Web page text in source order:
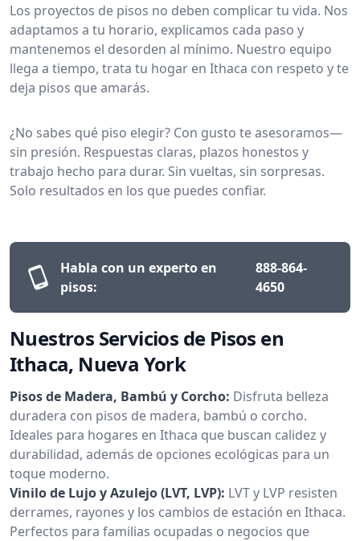
Los proyectos de pisos no deben complicar tu vida. Nos
adaptamos a tu horario, explicamos cada paso y
mantenemos el desorden al mínimo. Nuestro equipo
llega a tiempo, trata tu hogar en Ithaca con respeto y te
deja pisos que amarás.
¿No sabes qué piso elegir? Con gusto te asesoramos—
sin presión. Respuestas claras, plazos honestos y
trabajo hecho para durar. Sin vueltas, sin sorpresas.
Solo resultados en los que puedes confiar.
Habla con un experto en
pisos:
888-864-
4650
Nuestros Servicios de Pisos en
Ithaca, Nueva York
Pisos de Madera, Bambú y Corcho: Disfruta belleza
duradera con pisos de madera, bambú o corcho.
Ideales para hogares en Ithaca que buscan calidez y
durabilidad, además de opciones ecológicas para un
toque moderno.
Vinilo de Lujo y Azulejo (LVT, LVP): LVT y LVP resisten
derrames, rayones y los cambios de estación en Ithaca.
Perfectos para familias ocupadas o negocios que